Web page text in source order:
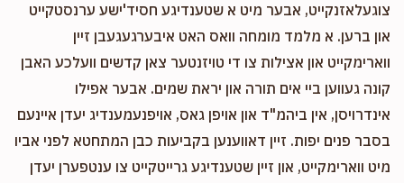
צוגעלאזנקייט, אבער מיט א שטענדיגע חסיד'ישע ערנסטקייט
און ברען. א מלמד מומחה וואס האט איבערגעגעבן זיין
ווארימקייט און אצילות צו די טויזנטער צאן קדשים וועלכע האבן
קונה געווען ביי אים תורה און יראת שמים. אבער אפילו
אינדרויסן, אין ביהמ"ד און אויפן גאס, אויפנעמענדיג יעדן איינעם
בסבר פנים יפות. זיין דאווענען בקביעות כבן המתחטא לפני אביו
מיט ווארימקייט, און זיין שטענדיגע גרייטקייט צו ענטפערן יעדן